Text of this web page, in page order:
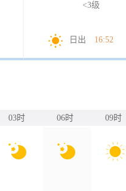
<3级
日出 16:52
03时 06时 09时